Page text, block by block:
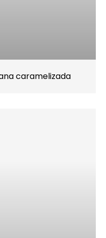
caramelizada